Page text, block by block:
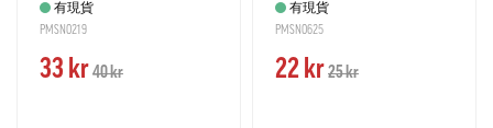
有現貨
PMSN0219
33 kr40 kr
有現貨
PMSN0625
22 kr25 kr